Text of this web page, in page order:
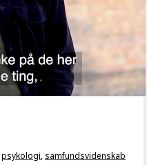
psykologi, samfundsvidenskab